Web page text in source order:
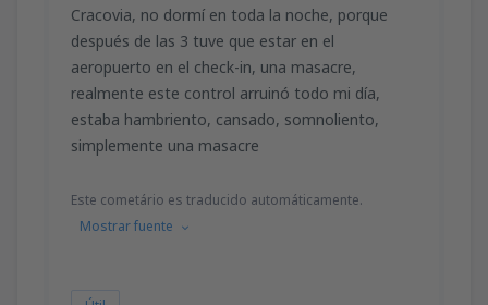
Cracovia, no dormí en toda la noche, porque
después de las 3 tuve que estar en el
aeropuerto en el check-in, una masacre,
realmente este control arruinó todo mi día,
estaba hambriento, cansado, somnoliento,
simplemente una masacre
Este cometário es traducido automáticamente.
Mostrar fuente